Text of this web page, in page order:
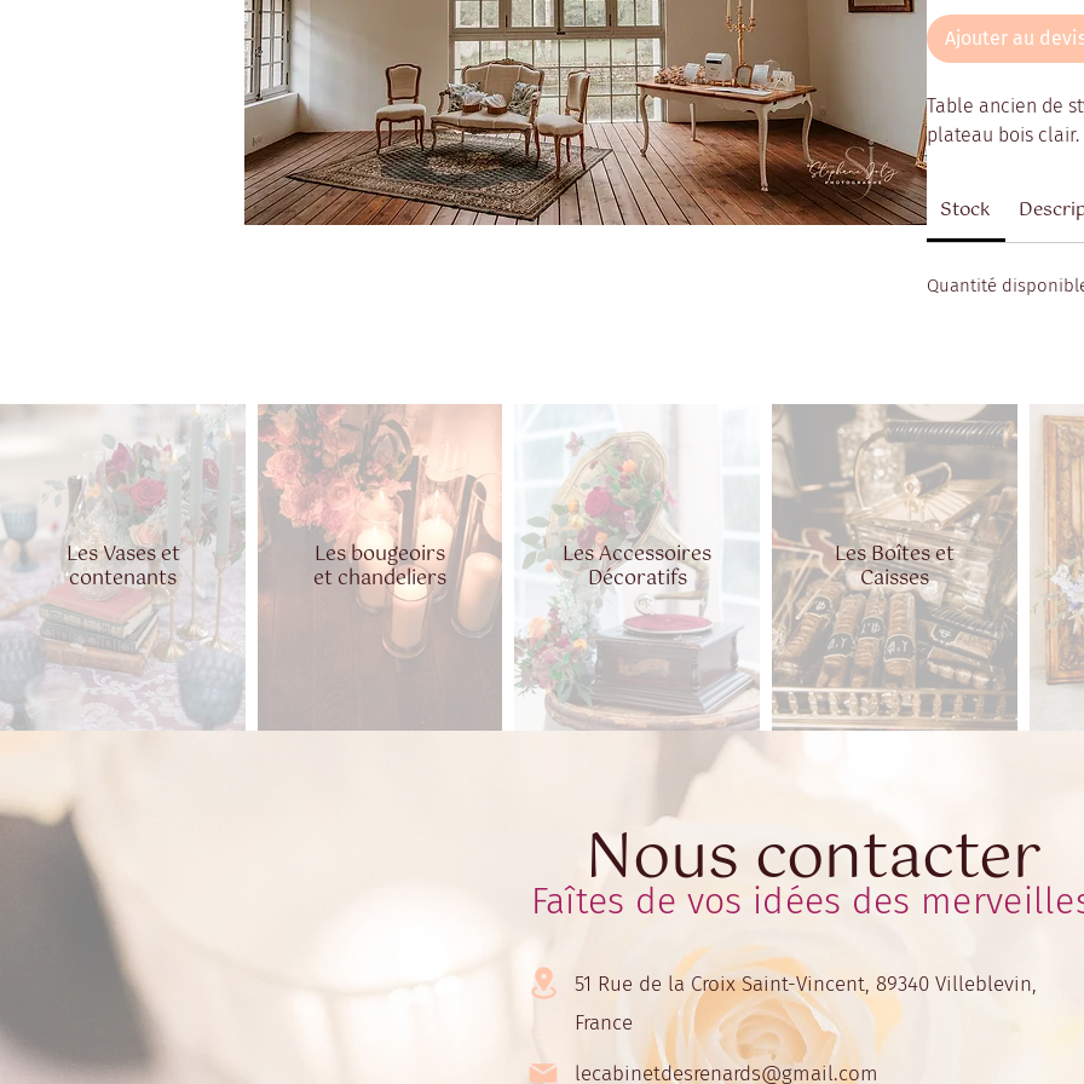
Ajouter au
Table ancien de
plateau bois clair.
Stock
Quantité
Les Vases et
contenants
Les bougeoirs
et chandeliers
Les Accessoires
Décoratifs
Les Boîtes et
Caisses
Nous contacter
Faîtes de vos idées des
51 Rue de la Croix Saint-Vincent, 89340 Villeblevin,
France
lecabinetdesrenards@gmail.com